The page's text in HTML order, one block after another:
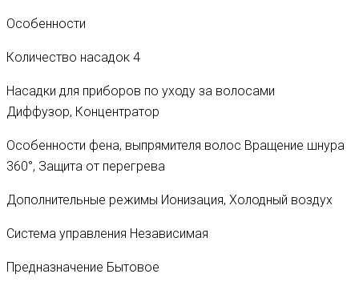
Особенности
Количество насадок 4
Насадки для приборов по уходу за волосами
Диффузор, Концентратор
Особенности фена, выпрямителя волос Вращение шнура
360°, Защита от перегрева
Дополнительные режимы Ионизация, Холодный воздух
Система управления Независимая
Предназначение Бытовое